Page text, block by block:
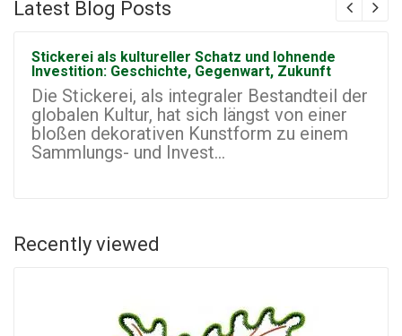
Latest Blog Posts
Stickerei als kultureller Schatz und lohnende
Investition: Geschichte, Gegenwart, Zukunft
Die Stickerei, als integraler Bestandteil der
globalen Kultur, hat sich längst von einer
bloßen dekorativen Kunstform zu einem
Sammlungs- und Invest...
Recently viewed